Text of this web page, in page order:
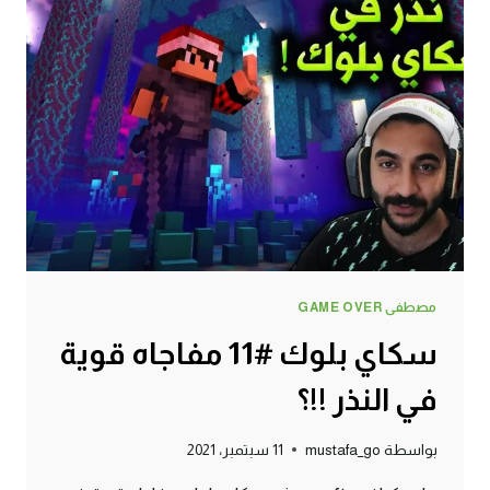
!!؟
مصطفى GAME OVER
سكاي بلوك #11 مفاجاه قوية
في النذر !!؟
بواسطة mustafa_go 11 سبتمبر، 2021